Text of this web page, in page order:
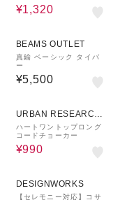
¥1,320
BEAMS OUTLET
真鍮 ベーシック タイバ
ー
¥5,500
URBAN RESEARCH
ware house
ハートワントップロング
コードチョーカー
¥990
DESIGNWORKS
【セレモニー対応】コサ